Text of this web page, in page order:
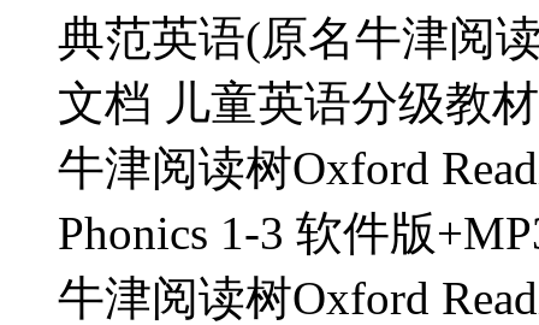
典范英语(原名牛津阅
文档 儿童英语分级教
牛津阅读树Oxford
Phonics 1-3 软件版
牛津阅读树Oxford